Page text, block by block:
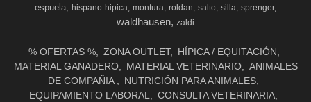
espuela
hispano-hipica montura roldan salto silla sprenger
waldhausen zaldi
% OFERTAS % ZONA OUTLET
HÍPICA / EQUITACIÓN
MATERIAL GANADERO
MATERIAL VETERINARIO
ANIMALES
DE COMPAÑIA
NUTRICIÓN PARA ANIMALES
EQUIPAMIENTO LABORAL
CONSULTA VETERINARIA